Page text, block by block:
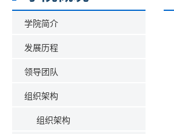
学院简介
发展历程
领导团队
组织架构
组织架构